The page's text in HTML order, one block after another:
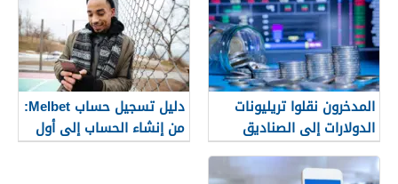
المدخرون نقلوا تريليونات
الدولارات إلى الصناديق
العام الماضي. ما هي
التبعات على القطاع المالي؟
دليل تسجيل حساب Melbet:
من إنشاء الحساب إلى أول
خطوة لك خطوة بخطوة